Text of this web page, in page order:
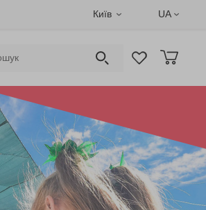
Київ UA